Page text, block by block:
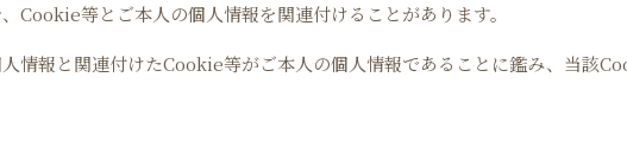
Cookie等とご本人の個人情報を関連付けることがあります。
情報と関連付けたCookie等がご本人の個人情報であることに鑑み、当該